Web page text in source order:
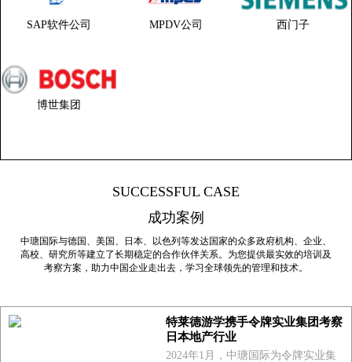
SAP软件公司 MPDV公司 西门子
博世集团
SUCCESSFUL CASE
成功案例
中瑭国际与德国、美国、日本、以色列等发达国家的众多政府机构、企业、
高校、研究所等建立了长期稳定的合作伙伴关系。为您提供最实效的培训及
考察方案，助力中国企业走出去，学习全球领先的管理和技术。
特莱德游学携手令牌实业集团考察
日本地产行业
2024年1月，中瑭国际为令牌实业集